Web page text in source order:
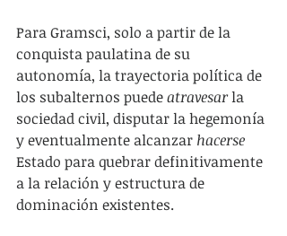
Para Gramsci, solo a partir de la
conquista paulatina de su
autonomía, la trayectoria política de
los subalternos puede atravesar la
sociedad civil, disputar la hegemonía
y eventualmente alcanzar hacerse
Estado para quebrar definitivamente
a la relación y estructura de
dominación existentes.